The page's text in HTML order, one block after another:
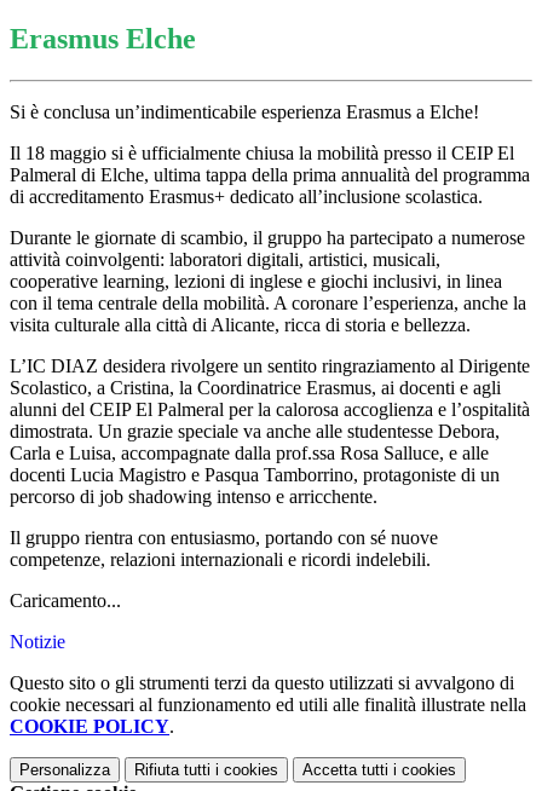
Erasmus Elche
Si è conclusa un’indimenticabile esperienza Erasmus a Elche!
Il 18 maggio si è ufficialmente chiusa la mobilità presso il CEIP El
Palmeral di Elche, ultima tappa della prima annualità del programma
di accreditamento Erasmus+ dedicato all’inclusione scolastica.
Durante le giornate di scambio, il gruppo ha partecipato a numerose
attività coinvolgenti: laboratori digitali, artistici, musicali,
cooperative learning, lezioni di inglese e giochi inclusivi, in linea
con il tema centrale della mobilità. A coronare l’esperienza, anche la
visita culturale alla città di Alicante, ricca di storia e bellezza.
L’IC DIAZ desidera rivolgere un sentito ringraziamento al Dirigente
Scolastico, a Cristina, la Coordinatrice Erasmus, ai docenti e agli
alunni del CEIP El Palmeral per la calorosa accoglienza e l’ospitalità
dimostrata. Un grazie speciale va anche alle studentesse Debora,
Carla e Luisa, accompagnate dalla prof.ssa Rosa Salluce, e alle
docenti Lucia Magistro e Pasqua Tamborrino, protagoniste di un
percorso di job shadowing intenso e arricchente.
Il gruppo rientra con entusiasmo, portando con sé nuove
competenze, relazioni internazionali e ricordi indelebili.
Caricamento...
Notizie
Questo sito o gli strumenti terzi da questo utilizzati si avvalgono di
cookie necessari al funzionamento ed utili alle finalità illustrate nella
COOKIE POLICY.
Personalizza Rifiuta tutti i cookies Accetta tutti i cookies